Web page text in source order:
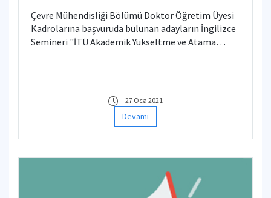
Çevre Mühendisliği Bölümü Doktor Öğretim Üyesi
Kadrolarına başvuruda bulunan adayların İngilizce
Semineri "İTÜ Akademik Yükseltme ve Atama
27 Oca 2021
Devamı